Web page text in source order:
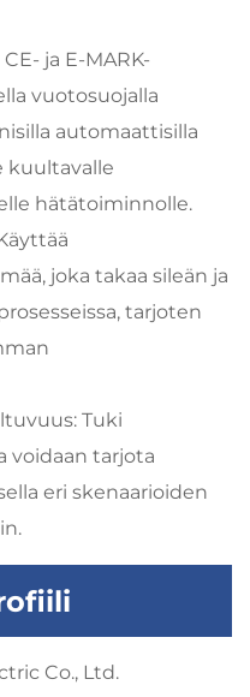
ja E-MARK-
vuotosuojalla
automaattisilla
kuultavalle
hätätoiminnolle.
joka takaa sileän ja
tarjoten
Tuki
voidaan tarjota
eri skenaarioiden
Co., Ltd.